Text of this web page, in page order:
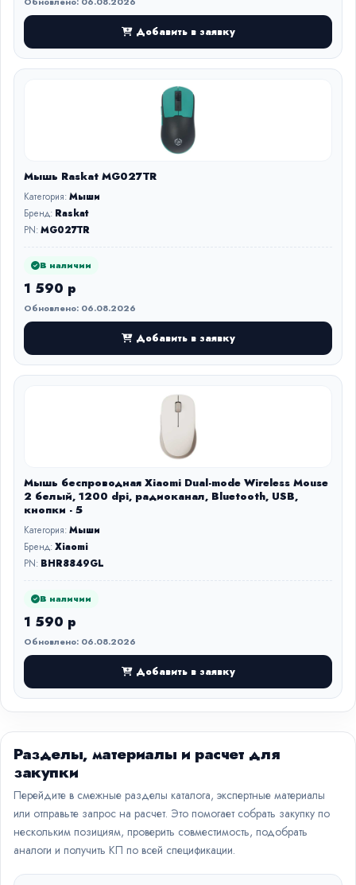
Добавить в заявку
Мышь Raskat MG027TR
Категория:Мыши
Бренд: Raskat
PN:MG027TR
В наличии
1 590 р
Обновлено: 06.08.2026
Добавить в заявку
Мышь беспроводная Xiaomi Dual-mode Wireless Mouse
2 белый, 1200 dpi, радиоканал, Bluetooth, USB,
кнопки - 5
Категория:Мыши
Бренд:Xiaomi
PN: BHR8849GL
В наличии
1 590 р
Обновлено: 06.08.2026
Добавить в заявку
Разделы, материалы и расчет для
закупки
Перейдите в смежные разделы каталога, экспертные материалы
или отправьте запрос на расчет. Это помогает собрать закупку по
нескольким позициям, проверить совместимость, подобрать
аналоги и получить КП по всей спецификации.